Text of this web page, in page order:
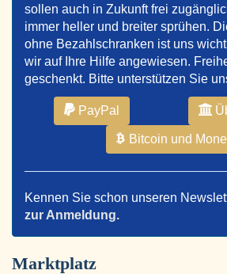
sollen auch in Zukunft frei
immer heller und breiter sprühen.
ohne Bezahlschranken ist uns
wir auf Ihre Hilfe angewiesen.
geschenkt. Bitte unterstützen Sie
PayPal
Bitcoin und
Kennen Sie schon unseren
zur Anmeldung.
Marktplatz